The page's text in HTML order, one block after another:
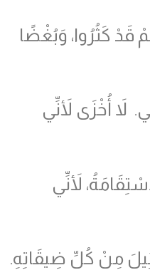
قَدْ كَثُرُوا، وَبُغْضًا
لاَ أُخْزَى لأَنِّي
لأَنِّي
مِنْ كُلِّ ضِيقَاتِهِ.